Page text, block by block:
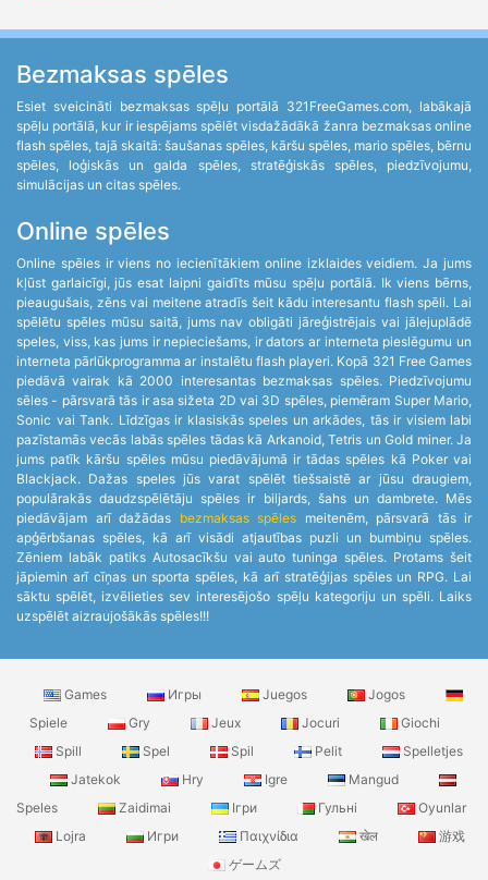
Bezmaksas spēles
Esiet sveicināti bezmaksas spēļu portālā 321FreeGames.com, labākajā
spēļu portālā, kur ir iespējams spēlēt visdažādākā žanra bezmaksas online
flash spēles, tajā skaitā: šaušanas spēles, kāršu spēles, mario spēles, bērnu
spēles, loģiskās un galda spēles, stratēģiskās spēles, piedzīvojumu,
simulācijas un citas spēles.
Online spēles
Online spēles ir viens no iecienītākiem online izklaides veidiem. Ja jums
kļūst garlaicīgi, jūs esat laipni gaidīts mūsu spēļu portālā. Ik viens bērns,
pieaugušais, zēns vai meitene atradīs šeit kādu interesantu flash spēli. Lai
spēlētu spēles mūsu saitā, jums nav obligāti jāreģistrējais vai jālejuplādē
speles, viss, kas jums ir nepieciešams, ir dators ar interneta pieslēgumu un
interneta pārlūkprogramma ar instalētu flash playeri. Kopā 321 Free Games
piedāvā vairak kā 2000 interesantas bezmaksas spēles. Piedzīvojumu
sēles - pārsvarā tās ir asa sižeta 2D vai 3D spēles, piemēram Super Mario,
Sonic vai Tank. Līdzīgas ir klasiskās speles un arkādes, tās ir visiem labi
pazīstamās vecās labās spēles tādas kā Arkanoid, Tetris un Gold miner. Ja
jums patīk kāršu spēles mūsu piedāvājumā ir tādas spēles kā Poker vai
Blackjack. Dažas speles jūs varat spēlēt tiešsaistē ar jūsu draugiem,
populārakās daudzspēlētāju spēles ir biljards, šahs un dambrete. Mēs
piedāvājam arī dažādas bezmaksas spēles meitenēm, pārsvarā tās ir
apģērbšanas spēles, kā arī visādi atjautības puzli un bumbiņu spēles.
Zēniem labāk patiks Autosacīkšu vai auto tuninga spēles. Protams šeit
jāpiemin arī cīņas un sporta spēles, kā arī stratēģijas spēles un RPG. Lai
sāktu spēlēt, izvēlieties sev interesējošo spēļu kategoriju un spēli. Laiks
uzspēlēt aizraujošākās spēles!!!
Games Игры Juegos
Jogos
Spiele
Gry Jeux Jocuri
Giochi
Spill
Spel Spil Pelit
Spelletjes
Jatekok
Hry Igre
Mangud
Speles
Zaidimai Ігри Гульні
Oyunlar
Lojra
Игри Παιχνίδια खेल
游戏
ゲームズ